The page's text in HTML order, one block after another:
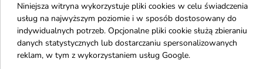
favorite_border
Niniejsza witryna wykorzystuje pliki cookies w celu świadczenia
usług na najwyższym poziomie i w sposób dostosowany do
indywidualnych potrzeb. Opcjonalne pliki cookie służą zbieraniu
danych statystycznych lub dostarczaniu spersonalizowanych
reklam, w tym z wykorzystaniem usług Google.